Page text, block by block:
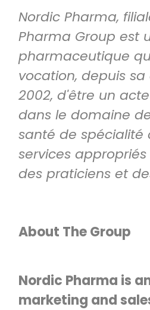
Nordic Pharma,
Pharma Group est
pharmaceutique
vocation, depuis
2002, d'être un
dans le domaine
santé de spécialité
services
des praticiens et
About The Group
Nordic Pharma is
marketing and